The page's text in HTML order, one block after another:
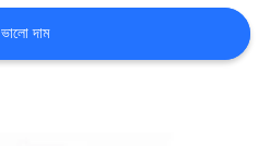
ভালো দাম